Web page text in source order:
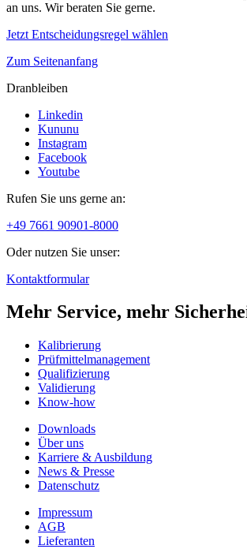
an uns. Wir beraten Sie gerne.
Jetzt Entscheidungsregel wählen
Zum Seitenanfang
Dranbleiben
Linkedin
Kununu
Instagram
Facebook
Youtube
Rufen Sie uns gerne an:
+49 7661 90901-8000
Oder nutzen Sie unser:
Kontaktformular
Mehr Service, mehr
Kalibrierung
Prüfmittelmanagement
Qualifizierung
Validierung
Know-how
Downloads
Über uns
Karriere & Ausbildung
News & Presse
Datenschutz
Impressum
AGB
Lieferanten